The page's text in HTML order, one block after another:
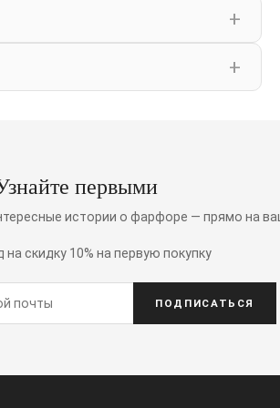
первыми
истории о фарфоре — прямо на
скидку 10% на первую покупку
ПОДПИСАТЬСЯ